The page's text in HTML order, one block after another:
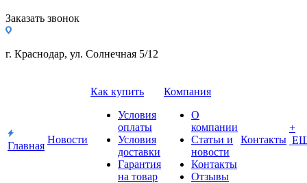
Заказать звонок
г. Краснодар, ул. Солнечная 5/12
Главная
Новости
Как купить
Условия
оплаты
Условия
доставки
Гарантия
на товар
Компания
О
компании
Статьи и
новости
Контакты
Отзывы
Контакты
+